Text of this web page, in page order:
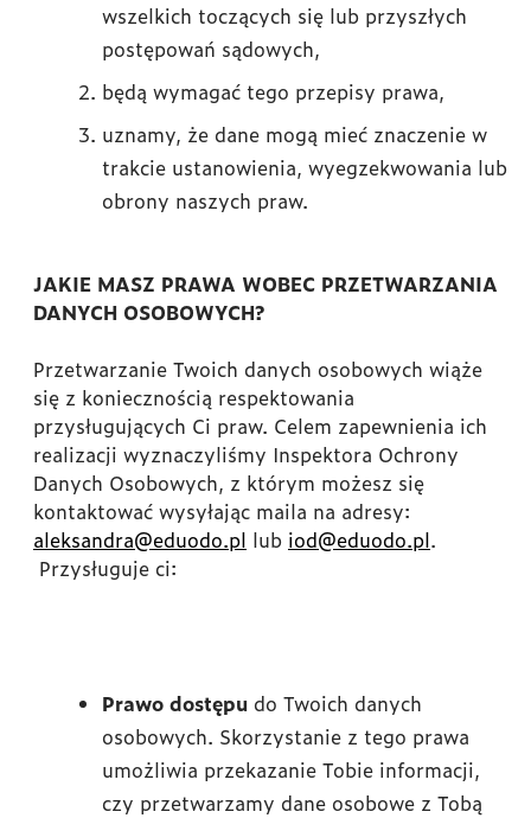
wszelkich toczących się lub przyszłych
postępowań sądowych,
będą wymagać tego przepisy prawa,
uznamy, że dane mogą mieć znaczenie w
trakcie ustanowienia, wyegzekwowania lub
obrony naszych praw.
JAKIE MASZ PRAWA WOBEC PRZETWARZANIA
DANYCH OSOBOWYCH?
Przetwarzanie Twoich danych osobowych wiąże
się z koniecznością respektowania
przysługujących Ci praw. Celem zapewnienia ich
realizacji wyznaczyliśmy Inspektora Ochrony
Danych Osobowych, z którym możesz się
kontaktować wysyłając maila na adresy:
aleksandra@eduodo.pl lub iod@eduodo.pl.
Przysługuje ci:
Prawo dostępu do Twoich danych
osobowych. Skorzystanie z tego prawa
umożliwia przekazanie Tobie informacji,
czy przetwarzamy dane osobowe z Tobą